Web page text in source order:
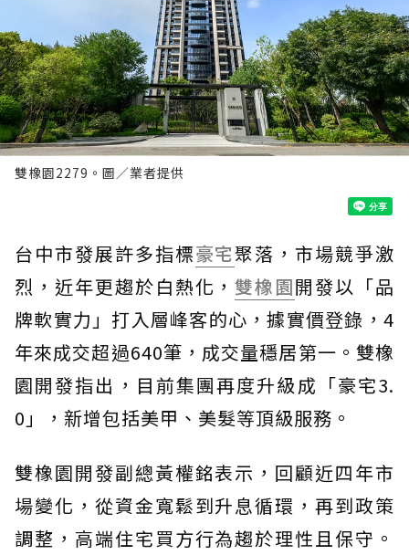
雙橡園2279。圖／業者提供
台中市發展許多指標豪宅聚落，市場競爭激
烈，近年更趨於白熱化，雙橡園開發以「品
牌軟實力」打入層峰客的心，據實價登錄，4
年來成交超過640筆，成交量穩居第一。雙橡
園開發指出，目前集團再度升級成「豪宅3.
0」，新增包括美甲、美髮等頂級服務。
雙橡園開發副總黃權銘表示，回顧近四年市
場變化，從資金寬鬆到升息循環，再到政策
調整，高端住宅買方行為趨於理性且保守。